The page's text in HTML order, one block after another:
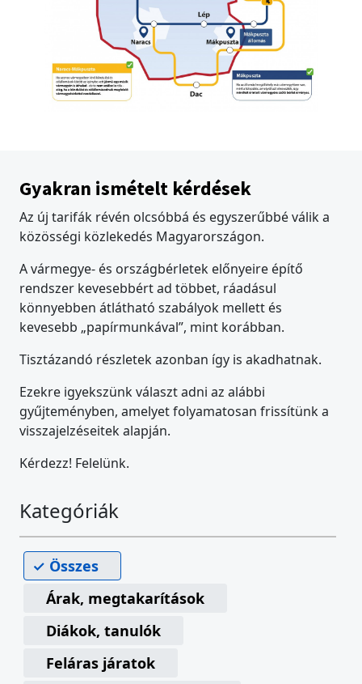
Gyakran ismételt kérdések
Az új tarifák révén olcsóbbá és egyszerűbbé válik a
közösségi közlekedés Magyarországon.
A vármegye- és országbérletek előnyeire építő
rendszer kevesebbért ad többet, ráadásul
könnyebben átlátható szabályok mellett és
kevesebb „papírmunkával”, mint korábban.
Tisztázandó részletek azonban így is akadhatnak.
Ezekre igyekszünk választ adni az alábbi
gyűjteményben, amelyet folyamatosan frissítünk a
visszajelzéseitek alapján.
Kérdezz! Felelünk.
Kategóriák
Összes
Árak, megtakarítások
Diákok, tanulók
Feláras járatok